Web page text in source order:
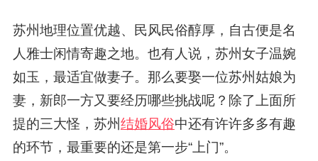
苏州地理位置优越、民风民俗醇厚，自古便是名
人雅士闲情寄趣之地。也有人说，苏州女子温婉
如玉，最适宜做妻子。那么要娶一位苏州姑娘为
妻，新郎一方又要经历哪些挑战呢？除了上面所
提的三大怪，苏州结婚风俗中还有许许多多有趣
的环节，最重要的还是第一步“上门”。